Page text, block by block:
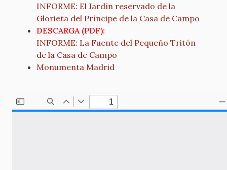
INFORME: El Jardín reservado de la
Glorieta del Príncipe de la Casa de Campo
DESCARGA (PDF):
INFORME: La Fuente del Pequeño Tritón
de la Casa de Campo
Monumenta Madrid